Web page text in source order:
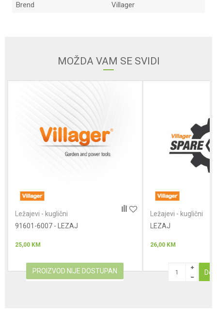
Brend
Villager
MOŽDA VAM SE SVIDI
Ležajevi - kuglični
91601-6007 - LEZAJ
25,00 KM
PROIZVOD NIJE DOSTUPAN
Ležajevi - kuglični
LEZAJ
26,00 KM